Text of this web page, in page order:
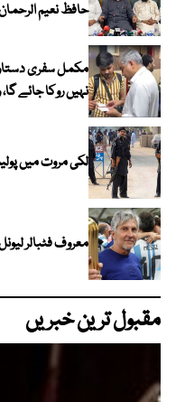
حافظ نعیم
مکمل سفری
نہیں روکا جائے
لکی مروت میں
معروف فٹبالر
مقبول ترین خبریں